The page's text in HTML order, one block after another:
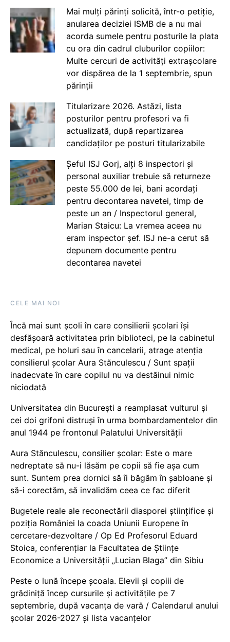
Mai mulți părinți solicită, într-o petiție,
anularea deciziei ISMB de a nu mai
acorda sumele pentru posturile la plata
cu ora din cadrul cluburilor copiilor:
Multe cercuri de activități extrașcolare
vor dispărea de la 1 septembrie, spun
părinții
Titularizare 2026. Astăzi, lista
posturilor pentru profesori va fi
actualizată, după repartizarea
candidaților pe posturi titularizabile
Șeful ISJ Gorj, alți 8 inspectori și
personal auxiliar trebuie să returneze
peste 55.000 de lei, bani acordați
pentru decontarea navetei, timp de
peste un an / Inspectorul general,
Marian Staicu: La vremea aceea nu
eram inspector șef. ISJ ne-a cerut să
depunem documente pentru
decontarea navetei
CELE MAI NOI
Încă mai sunt școli în care consilierii școlari își
desfășoară activitatea prin biblioteci, pe la cabinetul
medical, pe holuri sau în cancelarii, atrage atenția
consilierul școlar Aura Stănculescu / Sunt spații
inadecvate în care copilul nu va destăinui nimic
niciodată
Universitatea din București a reamplasat vulturul și
cei doi grifoni distruși în urma bombardamentelor din
anul 1944 pe frontonul Palatului Universității
Aura Stănculescu, consilier școlar: Este o mare
nedreptate să nu-i lăsăm pe copii să fie așa cum
sunt. Suntem prea dornici să îi băgăm în șabloane și
să-i corectăm, să invalidăm ceea ce fac diferit
Bugetele reale ale reconectării diasporei științifice și
poziția României la coada Uniunii Europene în
cercetare-dezvoltare / Op Ed Profesorul Eduard
Stoica, conferențiar la Facultatea de Științe
Economice a Universității „Lucian Blaga” din Sibiu
Peste o lună începe școala. Elevii și copiii de
grădiniță încep cursurile și activitățile pe 7
septembrie, după vacanța de vară / Calendarul anului
școlar 2026-2027 și lista vacanțelor